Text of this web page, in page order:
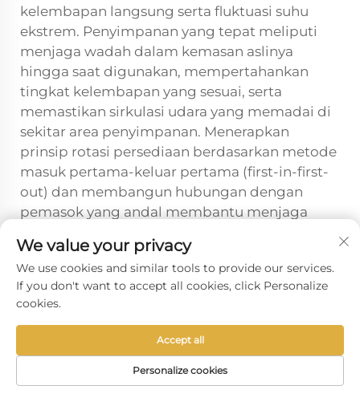
kelembapan langsung serta fluktuasi suhu
ekstrem. Penyimpanan yang tepat meliputi
menjaga wadah dalam kemasan aslinya
hingga saat digunakan, mempertahankan
tingkat kelembapan yang sesuai, serta
memastikan sirkulasi udara yang memadai di
sekitar area penyimpanan. Menerapkan
prinsip rotasi persediaan berdasarkan metode
masuk pertama-keluar pertama (first-in-first-
out) dan membangun hubungan dengan
pemasok yang andal membantu menjaga
permasalahan terkait penyimpanan yang
dapat memengaruhi kinerja wadah.
Mengapa kotak togo dan kotak bawa pulang harus tahan bocor dan bergaya.
Manufaktur Kotak Anjing Khusus untuk Kebutuhan Kemasan Merek
HALAMAN
We value your privacy
We use cookies and similar tools to provide our services.
If you don't want to accept all cookies, click Personalize
cookies.
Personalize cookies
Accept all